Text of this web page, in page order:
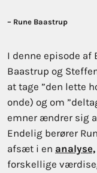
– Rune Baastrup
I denne episode
Baastrup og
at tage ”den lette
onde) og om
emner ændrer sig
Endelig berører
afsæt i en analyse,
forskellige